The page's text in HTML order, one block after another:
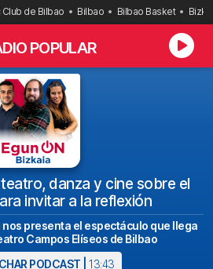
de Bilbao Bilbao Bilbao Basket
POPULAR
danza y cine sobre el
invitar a la reflexión
nos presenta el espectáculo que llega
Campos Elíseos de Bilbao
PODCAST | 13:43